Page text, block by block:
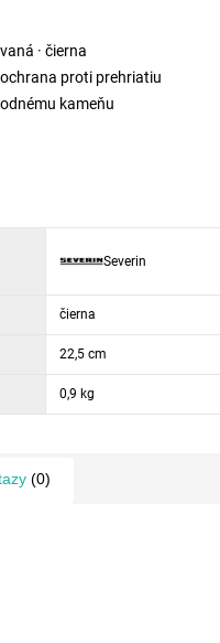
· čierna
proti prehriatiu
kameňu
doskou z nehrdz. ocele
kábla
Severin
čierna
22,5 cm
0,9 kg
(0)